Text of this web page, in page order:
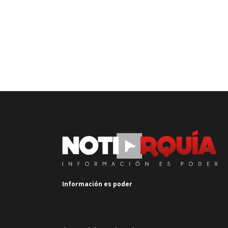
Información es poder